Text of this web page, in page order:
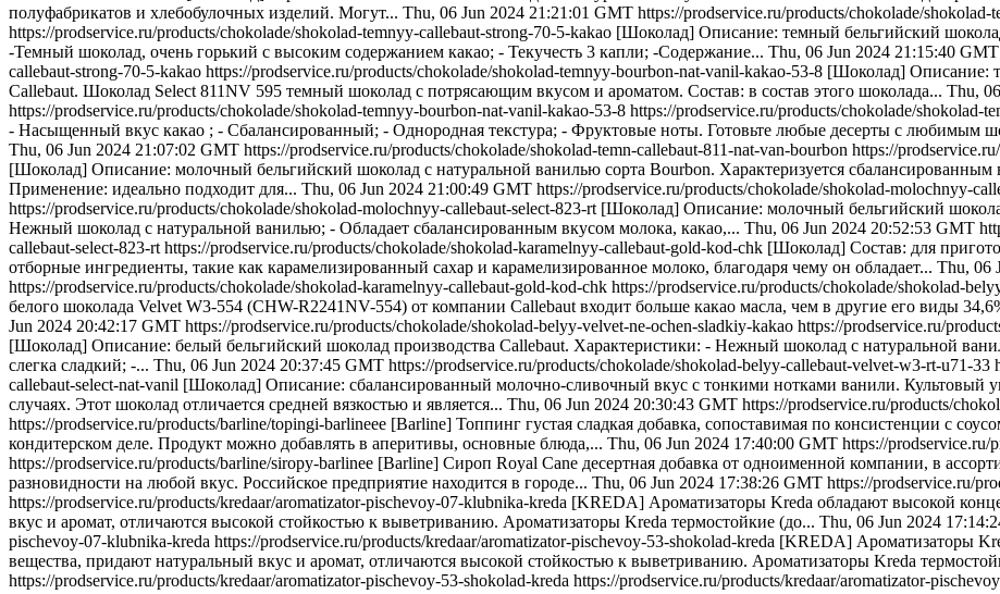
полуфабрикатов и хлебобулочных изделий. Могут... Thu, 06 Jun 2024 21:21:01 GMT https://prodservice.ru/products/chokolade/shokolad-
https://prodservice.ru/products/chokolade/shokolad-temnyy-callebaut-strong-70-5-kakao [Шоколад] Описание: темный бельгийский
-Темный шоколад, очень горький с высоким содержанием какао; - Текучесть 3 капли; -Содержание... Thu, 06 Jun 2024 21:15:40 GMT
callebaut-strong-70-5-kakao https://prodservice.ru/products/chokolade/shokolad-temnyy-bourbon-nat-vanil-kakao-53-8 [Шоколад] Описание:
Callebaut. Шоколад Select 811NV 595 темный шоколад с потрясающим вкусом и ароматом. Состав: в состав этого шоколада... Thu,
https://prodservice.ru/products/chokolade/shokolad-temnyy-bourbon-nat-vanil-kakao-53-8 https://prodservice.ru/products/chokolade/shokolad-
- Насыщенный вкус какао ; - Сбалансированный; - Однородная текстура; - Фруктовые ноты. Готовьте любые десерты с любимым
Thu, 06 Jun 2024 21:07:02 GMT https://prodservice.ru/products/chokolade/shokolad-temn-callebaut-811-nat-van-bourbon https://
[Шоколад] Описание: молочный бельгийский шоколад с натуральной ванилью сорта Bourbon. Характеризуется
Применение: идеально подходит для... Thu, 06 Jun 2024 21:00:49 GMT https://prodservice.ru/products/chokolade/shokolad-molochnyy-
https://prodservice.ru/products/chokolade/shokolad-molochnyy-callebaut-select-823-rt [Шоколад] Описание: молочный бельгийский
Нежный шоколад с натуральной ванилью; - Обладает сбалансированным вкусом молока, какао,... Thu, 06 Jun 2024 20:52:53 GMT
callebaut-select-823-rt https://prodservice.ru/products/chokolade/shokolad-karamelnyy-callebaut-gold-kod-chk [Шоколад] Состав: для
отборные ингредиенты, такие как карамелизированный сахар и карамелизированное молоко, благодаря чему он обладает... Thu, 06
https://prodservice.ru/products/chokolade/shokolad-karamelnyy-callebaut-gold-kod-chk https://prodservice.ru/products/chokolade/shokolad-
белого шоколада Velvet W3-554 (CHW-R2241NV-554) от компании Callebaut входит больше какао масла, чем в другие его виды
Jun 2024 20:42:17 GMT https://prodservice.ru/products/chokolade/shokolad-belyy-velvet-ne-ochen-sladkiy-kakao https://prodservice.ru/
[Шоколад] Описание: белый бельгийский шоколад производства Callebaut. Характеристики: - Нежный шоколад с натуральной
слегка сладкий; -... Thu, 06 Jun 2024 20:37:45 GMT https://prodservice.ru/products/chokolade/shokolad-belyy-callebaut-velvet-w3-rt-u71-33
callebaut-select-nat-vanil [Шоколад] Описание: сбалансированный молочно-сливочный вкус с тонкими нотками ванили.
случаях. Этот шоколад отличается средней вязкостью и является... Thu, 06 Jun 2024 20:30:43 GMT https://prodservice.ru/products/
https://prodservice.ru/products/barline/topingi-barlineee [Barline] Топпинг густая сладкая добавка, сопоставимая по консистенции с
кондитерском деле. Продукт можно добавлять в аперитивы, основные блюда,... Thu, 06 Jun 2024 17:40:00 GMT https://prodservice.ru/
https://prodservice.ru/products/barline/siropy-barlinee [Barline] Сироп Royal Cane десертная добавка от одноименной компании, в
разновидности на любой вкус. Российское предприятие находится в городе... Thu, 06 Jun 2024 17:38:26 GMT https://prodservice.ru/
https://prodservice.ru/products/kredaar/aromatizator-pischevoy-07-klubnika-kreda [KREDA] Ароматизаторы Kreda обладают высокой
вкус и аромат, отличаются высокой стойкостью к выветриванию. Ароматизаторы Kreda термостойкие (до... Thu, 06 Jun 2024
pischevoy-07-klubnika-kreda https://prodservice.ru/products/kredaar/aromatizator-pischevoy-53-shokolad-kreda [KREDA] Ароматизаторы
вещества, придают натуральный вкус и аромат, отличаются высокой стойкостью к выветриванию. Ароматизаторы Kreda
https://prodservice.ru/products/kredaar/aromatizator-pischevoy-53-shokolad-kreda https://prodservice.ru/products/kredaar/aromatizator-